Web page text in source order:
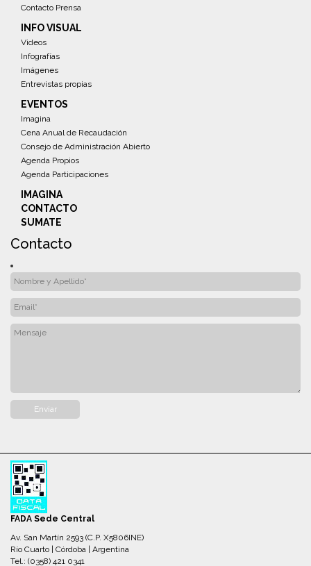
Contacto Prensa
INFO VISUAL
Videos
Infografías
Imágenes
Entrevistas propias
EVENTOS
Imagina
Cena Anual de Recaudación
Consejo de Administración Abierto
Agenda Propios
Agenda Participaciones
IMAGINA
CONTACTO
SUMATE
Contacto
FADA Sede Central
Av. San Martín 2593 (C.P. X5806INE)
Río Cuarto | Córdoba | Argentina
Tel.: (0358) 421 0341